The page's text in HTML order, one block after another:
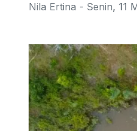
Nila Ertina - Senin, 11